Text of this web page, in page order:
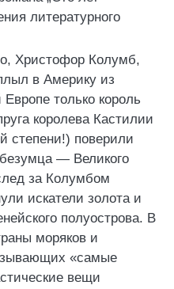
литературного
Христофор Колумб,
в Америку из
только король
королева Кастилии
степени!) поверили
— Великого
за Колумбом
искатели золота и
полуострова. В
моряков и
«самые
вещи